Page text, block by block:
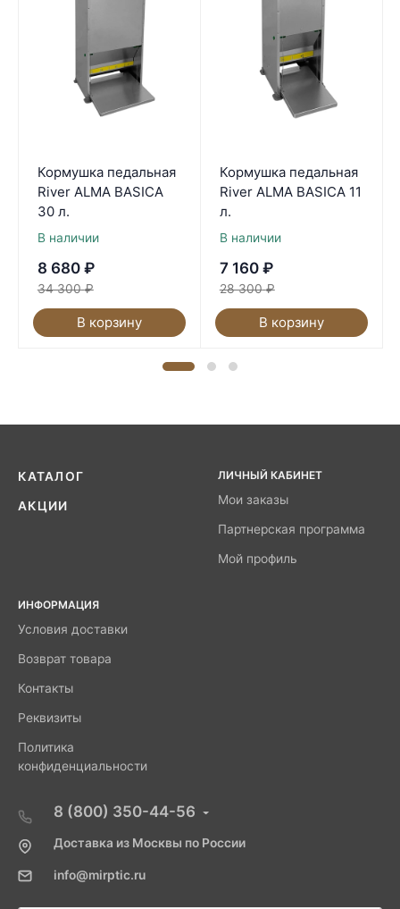
Кормушка педальная
River ALMA BASICA
30 л.
В наличии
8 680 ₽
34 300 ₽
В корзину
Кормушка педальная
River ALMA BASICA 11
л.
В наличии
7 160 ₽
28 300 ₽
В корзину
КАТАЛОГ
АКЦИИ
ЛИЧНЫЙ КАБИНЕТ
Мои заказы
Партнерская программа
Мой профиль
ИНФОРМАЦИЯ
Условия доставки
Возврат товара
Контакты
Реквизиты
Политика
конфиденциальности
8 (800) 350-44-56
Доставка из Москвы по России
info@mirptic.ru